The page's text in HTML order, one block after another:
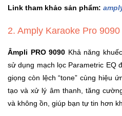
Sống
Máy
Tính
Thiết
Bị
Link tham khảo sản phẩm:
2. Amply Karaoke Pro 9090
Âmpli PRO 9090 Khả năng
sử dụng mạch lọc Parametric EQ
giọng còn lệch “tone” cùng hiệu
tạo và xử lý âm thanh, tăng
và không ồn, giúp bạn tự tin hơn